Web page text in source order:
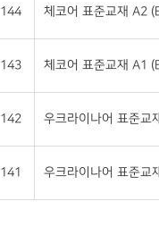
144 체코어 표준교재 A2
143 체코어 표준교재 A1
142 우크라이나어 표준교
141 우크라이나어 표준교